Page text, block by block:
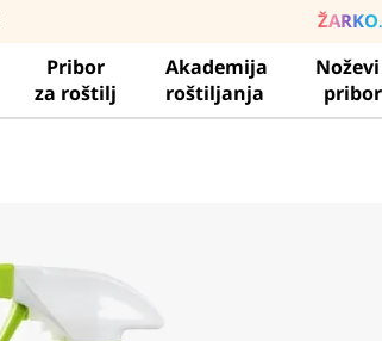
ŽARKO
Pribor
za roštilj
Akademija
roštiljanja
pribor